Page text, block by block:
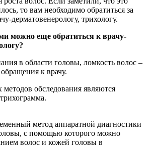
то вам необходимо обратиться за
дерматовенерологу, трихологу.
можно еще обратиться к врачу-
в области головы, ломкость волос –
к врачу.
обследования являются
и фототрихограмма.
метод аппаратной диагностики
с помощью которого можно
волос и кожей головы в